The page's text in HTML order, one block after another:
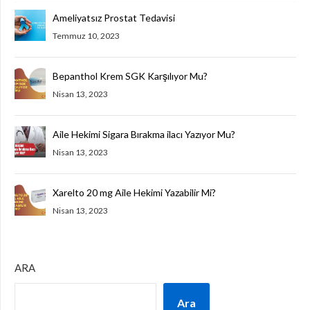
Ameliyatsız Prostat Tedavisi
Temmuz 10, 2023
Bepanthol Krem SGK Karşılıyor Mu?
Nisan 13, 2023
Aile Hekimi Sigara Bırakma ilacı Yazıyor Mu?
Nisan 13, 2023
Xarelto 20 mg Aile Hekimi Yazabilir Mi?
Nisan 13, 2023
ARA
Ara